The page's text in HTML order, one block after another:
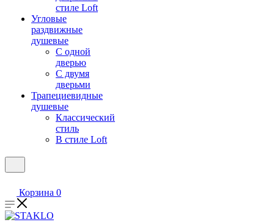
стиле Loft
Угловые
раздвижные
душевые
С одной
дверью
С двумя
дверьми
Трапециевидные
душевые
Классический
стиль
В стиле Loft
Корзина 0